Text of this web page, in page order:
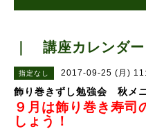
｜ 講座カレンダー
指定なし 2017-09-25 (月)
飾り巻きずし勉強会 秋メ
９月は飾り巻き寿司
しょう！